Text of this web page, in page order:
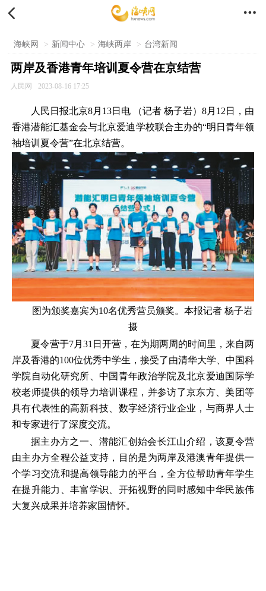
 
海峡网 > 新闻中心 > 海峡两岸 > 台湾新闻
两岸及香港青年培训夏令营在京结营
人民网 2023-08-16 17:25
人民日报北京8月13日电 （记者 杨子岩）8月12日，由
香港潜能汇基金会与北京爱迪学校联合主办的“明日青年领
袖培训夏令营”在北京结营。
图为颁奖嘉宾为10名优秀营员颁奖。本报记者 杨子岩
摄
夏令营于7月31日开营，在为期两周的时间里，来自两
岸及香港的100位优秀中学生，接受了由清华大学、中国科
学院自动化研究所、中国青年政治学院及北京爱迪国际学
校老师提供的领导力培训课程，并参访了京东方、美团等
具有代表性的高新科技、数字经济行业企业，与商界人士
和专家进行了深度交流。
据主办方之一、潜能汇创始会长江山介绍，该夏令营
由主办方全程公益支持，目的是为两岸及港澳青年提供一
个学习交流和提高领导能力的平台，全方位帮助青年学生
在提升能力、丰富学识、开拓视野的同时感知中华民族伟
大复兴成果并培养家国情怀。